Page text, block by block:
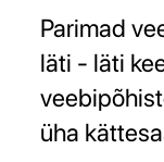
Parimad
läti - läti
üha